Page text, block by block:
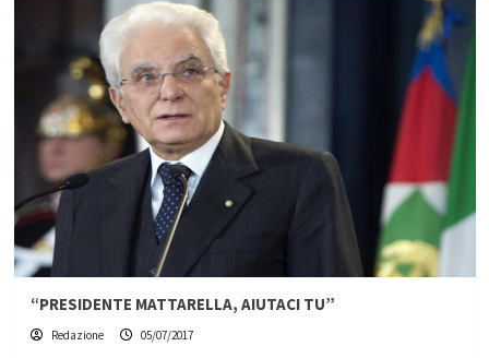
“PRESIDENTE MATTARELLA, AIUTACI TU”
Redazione 05/07/2017